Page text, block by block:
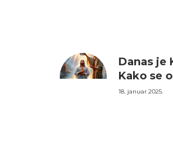
Danas je
Kako se
18. januar 2025.